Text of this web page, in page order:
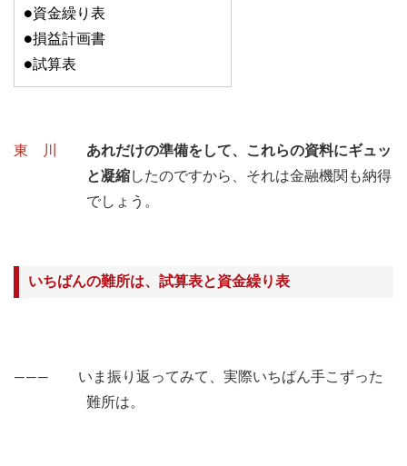
●資金繰り表
●損益計画書
●試算表
東 川
あれだけの準備をして、これらの資料にギュッ
と凝縮したのですから、それは金融機関も納得
でしょう。
いちばんの難所は、試算表と資金繰り表
――― いま振り返ってみて、実際いちばん手こずった
難所は。